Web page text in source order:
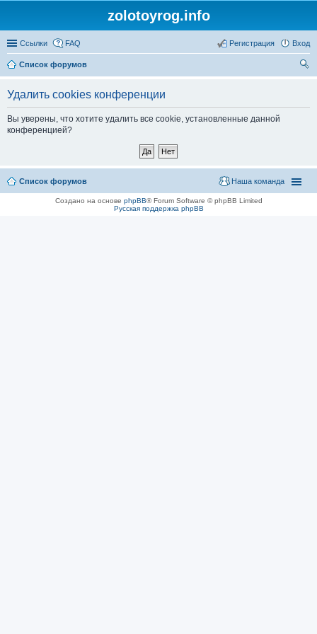
zolotoyrog.info
Ссылки FAQ Вход
Регистрация
Список форумов
Удалить cookies конференции
Вы уверены, что хотите удалить все cookie, установленные данной
конференцией?
Список форумов Наша команда
Создано на основе phpBB® Forum Software © phpBB Limited
Русская поддержка phpBB